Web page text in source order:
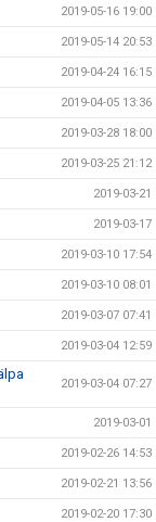
2019-05-16 19:00
2019-05-14 20:53
2019-04-24 16:15
2019-04-05 13:36
2019-03-28 18:00
2019-03-25 21:12
2019-03-21
2019-03-17
2019-03-10 17:54
2019-03-10 08:01
2019-03-07 07:41
2019-03-04 12:59
2019-03-04 07:27
2019-03-01
2019-02-26 14:53
2019-02-21 13:56
2019-02-20 17:30